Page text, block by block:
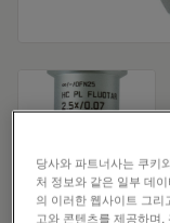
Microscope
당사와 파트너사는 쿠키
처 정보와 같은 일부 데
의 이러한 웹사이트 그
고와 콘텐츠를 제공하며